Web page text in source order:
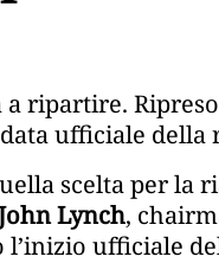
ripartire.
ufficiale
scelta per
Lynch,
l’inizio ufficiale